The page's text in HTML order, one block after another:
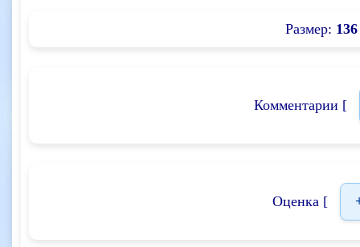
Размер: 136
Комментарии [
Оценка [